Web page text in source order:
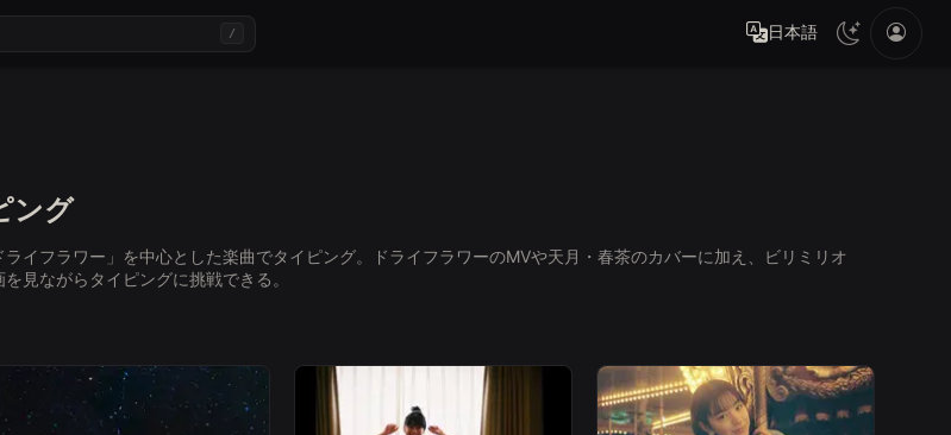
/ 日本語
ング
イフラワー」を中心とした楽曲でタイピング。ドライフラワーのMVや天月・春茶のカバーに加え、ビリミリオ
見ながらタイピングに挑戦できる。